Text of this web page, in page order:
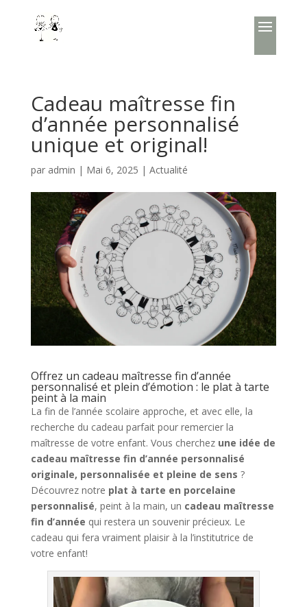
Cadeau maîtresse fin
d’année personnalisé
unique et original!
par admin | Mai 6, 2025 | Actualité
Offrez un cadeau maîtresse fin d’année
personnalisé et plein d’émotion : le plat à tarte
peint à la main
La fin de l’année scolaire approche, et avec elle, la
recherche du cadeau parfait pour remercier la
maîtresse de votre enfant. Vous cherchez une idée de
cadeau maîtresse fin d’année personnalisé
originale, personnalisée et pleine de sens ?
Découvrez notre plat à tarte en porcelaine
personnalisé, peint à la main, un cadeau maîtresse
fin d’année qui restera un souvenir précieux. Le
cadeau qui fera vraiment plaisir à la l’institutrice de
votre enfant!